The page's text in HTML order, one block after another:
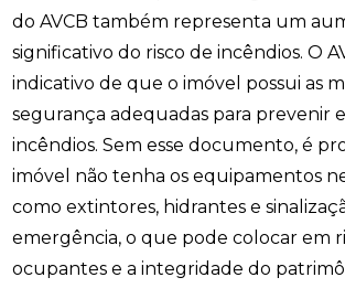
do AVCB também representa um
significativo do risco de incêndios. O
indicativo de que o imóvel possui as
segurança adequadas para prevenir
incêndios. Sem esse documento, é
imóvel não tenha os equipamentos
como extintores, hidrantes e
emergência, o que pode colocar em
ocupantes e a integridade do